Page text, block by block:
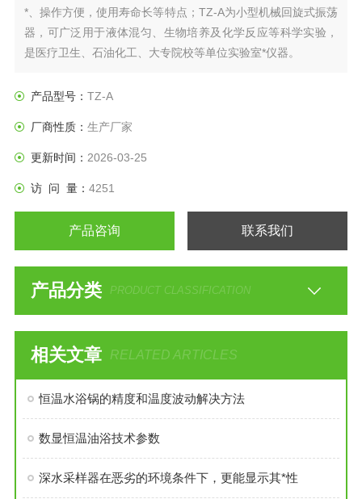
*、操作方便，使用寿命长等特点；TZ-A为小型机械回旋式振荡
器，可广泛用于液体混匀、生物培养及化学反应等科学实验，
是医疗卫生、石油化工、大专院校等单位实验室*仪器。
产品型号： TZ-A
厂商性质： 生产厂家
更新时间： 2026-03-25
访 问 量： 4251
产品咨询 联系我们
产品分类 PRODUCT CLASSIFICATION
相关文章 RELATED ARTICLES
恒温水浴锅的精度和温度波动解决方法
数显恒温油浴技术参数
深水采样器在恶劣的环境条件下，更能显示其*性